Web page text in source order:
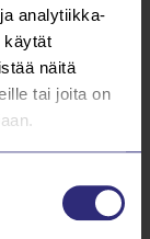
analytiikka-
käytät
näitä
tai joita on
vuotta!